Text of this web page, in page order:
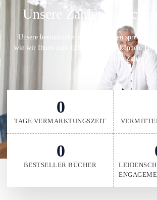
Unsere Zahlen
Unsere beeindruckenden Kennzahlen sprechen
wie wir Ihnen zum Erfolg verhelfen können.
unsere aktuellen Zahlen:
TAGE VERMARKTUNGSZEIT
0
BESTSELLER BÜCHER
0